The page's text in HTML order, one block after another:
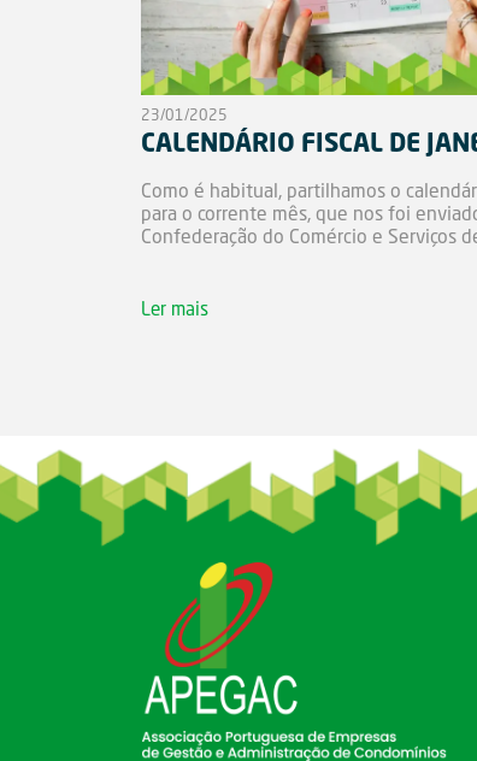
23/01/2025
CALENDÁRIO FISCAL DE
Como é habitual, partilhamos o
para o corrente mês, que nos foi
Confederação do Comércio e Serviços
Ler mais